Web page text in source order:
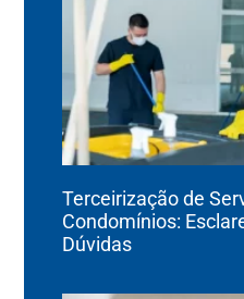
Terceirização de
Condomínios:
Dúvidas